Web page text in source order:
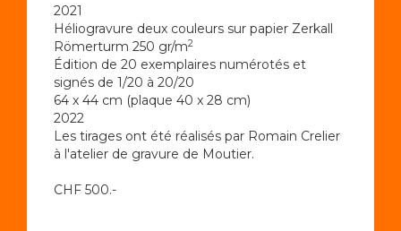
2021
Héliogravure deux couleurs sur papier Zerkall
Römerturm 250 gr/m2
Édition de 20 exemplaires numérotés et
signés de 1/20 à 20/20
64 x 44 cm (plaque 40 x 28 cm)
2022
Les tirages ont été réalisés par Romain Crelier
à l'atelier de gravure de Moutier.
CHF 500.-